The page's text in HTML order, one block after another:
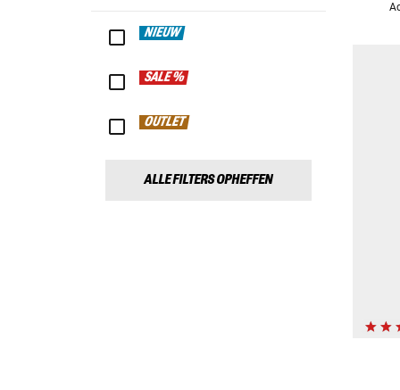
NIEUW
SALE %
OUTLET
ALLE FILTERS OPHEFFEN